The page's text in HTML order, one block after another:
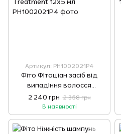
Артикул: PH1002021P4
Фіто Фітоціан засіб від
випадіння волосся
Прогресив Phyto
Phytocyane Progressive
Treatment 12x5 мл
2 240 грн 2 358 грн
В наявності